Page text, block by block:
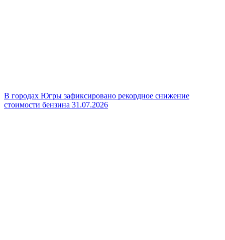
В городах Югры зафиксировано рекордное снижение
стоимости бензина 31.07.2026